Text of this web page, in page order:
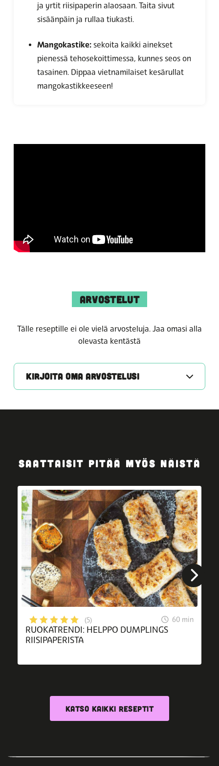
ja yrtit riisipaperin alaosaan. Taita sivut
sisäänpäin ja rullaa tiukasti.
Mangokastike: sekoita kaikki ainekset
pienessä tehosekoittimessa, kunnes seos on
tasainen. Dippaa vietnamilaiset kesärullat
mangokastikkeeseen!
ARVOSTELUT
Tälle reseptille ei ole vielä arvosteluja. Jaa omasi alla
olevasta kentästä
KIRJOITA OMA ARVOSTELUSI
SAATTAISIT PITÄÄ MYÖS NÄISTÄ
(5) 60 min
RUOKATRENDI: HELPPO DUMPLINGS
RIISIPAPERISTA
KATSO KAIKKI RESEPTIT